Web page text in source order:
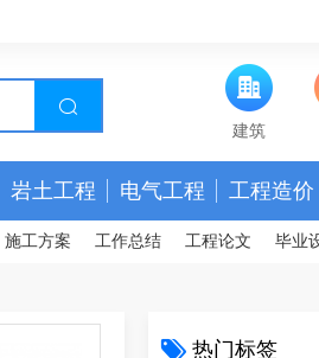
建筑
岩土工程 电气工程 工程造价
施工方案 工作总结 工程论文 毕业
热门标签